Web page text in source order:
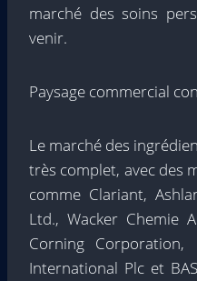
marché des soins
venir.
Paysage commercial
Le marché des
très complet, avec des
comme Clariant,
Ltd., Wacker Chemie
Corning Corporation,
International Plc et